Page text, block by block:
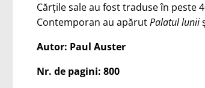
Cărțile sale au fost traduse în peste
Contemporan au apărutPalatul lunii
Autor: Paul Auster
Nr. de pagini: 800